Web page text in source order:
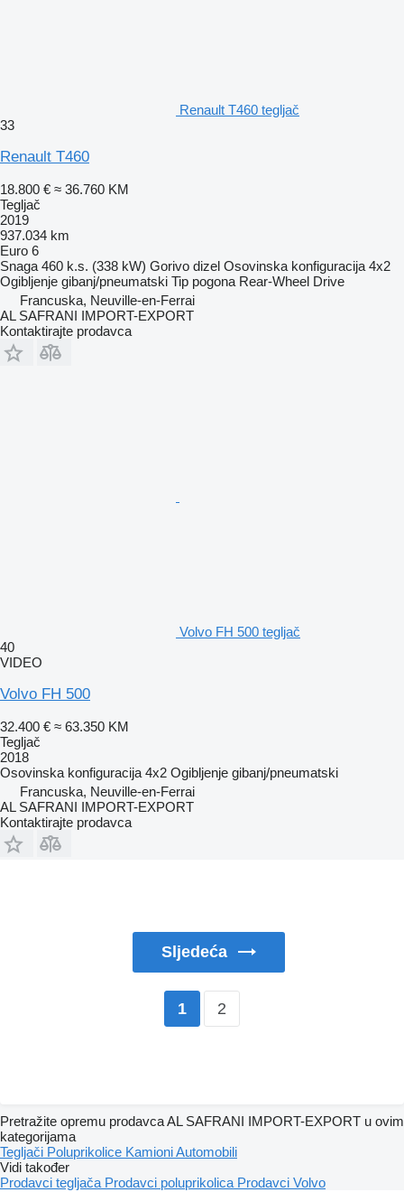
Renault T460 tegljač
33
Renault T460
18.800 € ≈ 36.760 KM
Tegljač
2019
937.034 km
Euro 6
Snaga 460 k.s. (338 kW) Gorivo dizel Osovinska konfiguracija 4x2
Ogibljenje gibanj/pneumatski Tip pogona Rear-Wheel Drive
Francuska, Neuville-en-Ferrai
AL SAFRANI IMPORT-EXPORT
Kontaktirajte prodavca
Volvo FH 500 tegljač
40
VIDEO
Volvo FH 500
32.400 € ≈ 63.350 KM
Tegljač
2018
Osovinska konfiguracija 4x2 Ogibljenje gibanj/pneumatski
Francuska, Neuville-en-Ferrai
AL SAFRANI IMPORT-EXPORT
Kontaktirajte prodavca
Sljedeća
1 2
Pretražite opremu prodavca AL SAFRANI IMPORT-EXPORT u ovim
kategorijama
Tegljači Poluprikolice KamioniAutomobili
Vidi također
Prodavci tegljača Prodavci poluprikolica Prodavci Volvo